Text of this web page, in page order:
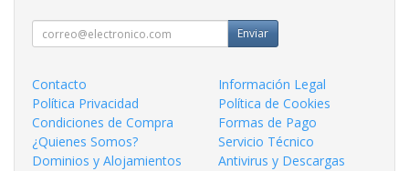
Enviar
Contacto
Información Legal
Política Privacidad
Política de Cookies
Condiciones de Compra
Formas de Pago
¿Quienes Somos?
Servicio Técnico
Dominios y Alojamientos
Antivirus y Descargas